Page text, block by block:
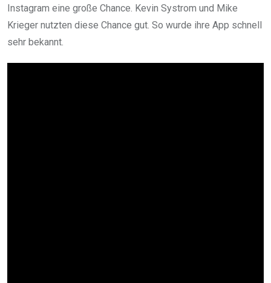
Instagram eine große Chance. Kevin Systrom und Mike
Krieger nutzten diese Chance gut. So wurde ihre App schnell
sehr bekannt.